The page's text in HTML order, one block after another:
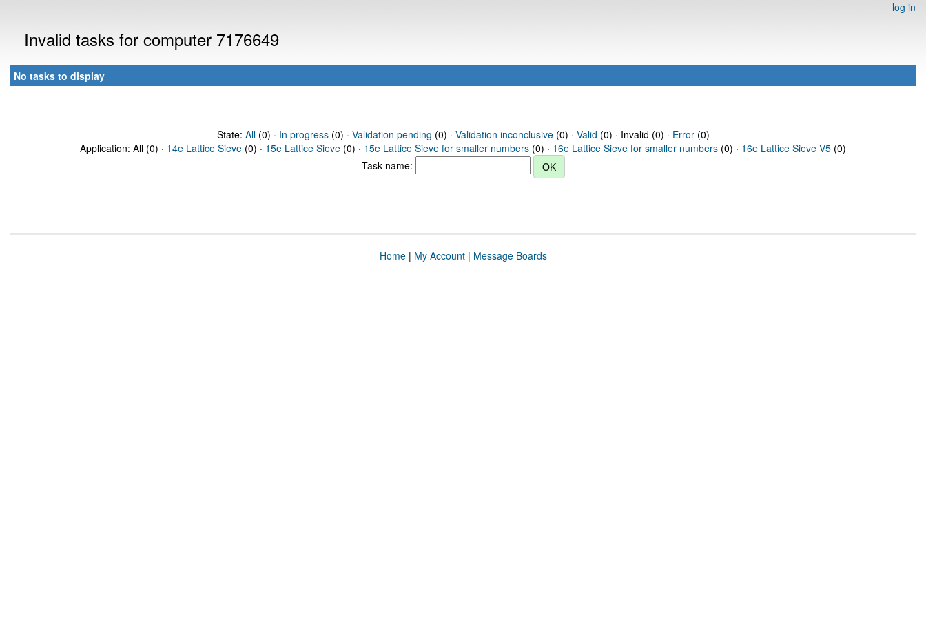
log in
Invalid tasks for computer 7176649
No tasks to display
State: All(0) · In progress(0) · Validation pending (0) · Validation inconclusive(0) · Valid (0) · Invalid (0) · Error(0)
Application: All (0) · 14e Lattice Sieve (0) · 15e Lattice Sieve (0) · 15e Lattice Sieve for smaller numbers (0) · 16e Lattice Sieve for smaller numbers (0) · 16e Lattice Sieve V5 (0)
Task name:
Home| My Account| Message Boards